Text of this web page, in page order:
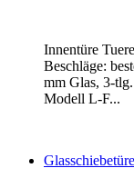
Innentüre
Beschläge:
mm Glas, 3-
Modell L-F...